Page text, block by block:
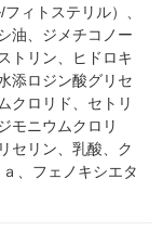
ィトステリル）、
油、ジメチコノー
トリン、ヒドロキ
添ロジン酸グリセ
クロリド、セトリ
モニウムクロリ
セリン、乳酸、ク
、フェノキシエタ